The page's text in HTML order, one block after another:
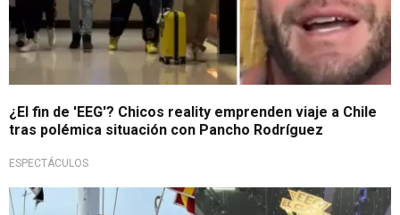
¿El fin de 'EEG'? Chicos reality emprenden viaje a Chile
tras polémica situación con Pancho Rodríguez
ESPECTÁCULOS
¡Terrible!